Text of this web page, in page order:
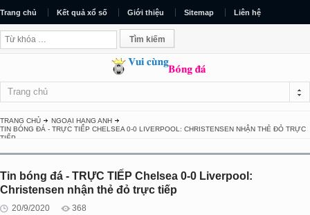
Trang chủ Kết quả xổ số Giới thiệu Sitemap Liên hệ
Trang chủ
TRANG CHỦ
NGOẠI HẠNG ANH
TIN BÓNG ĐÁ - TRỰC TIẾP CHELSEA 0-0 LIVERPOOL: CHRISTENSEN NHẬN THẺ ĐỎ TRỰC
TIẾP
Tin bóng đá - TRỰC TIẾP Chelsea 0-0 Liverpool:
Christensen nhận thẻ đỏ trực tiếp
20/9/2020 368